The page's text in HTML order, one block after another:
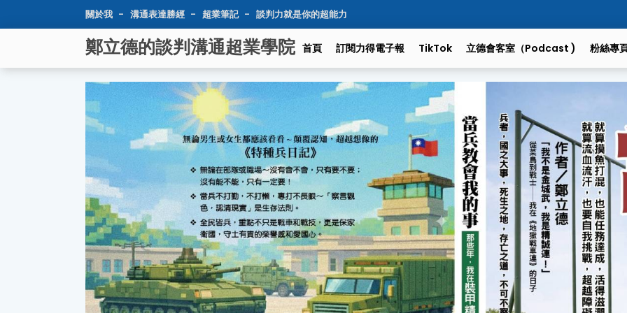
關於我 溝通表達勝經 超業筆記 談判力就是你的超能力
鄭立德的談判溝通超業學院 首頁 訂閱力得電子報 TikTok 立德會客室（podcast ) 粉絲專